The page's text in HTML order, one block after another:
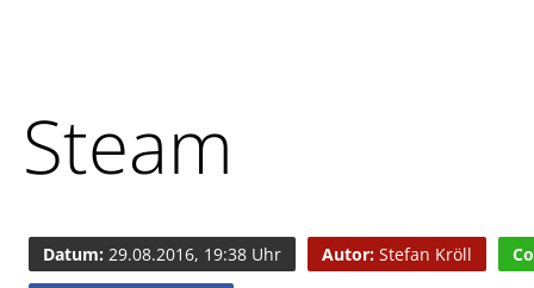
Steam
Datum: 29.08.2016, 19:38 Uhr Autor:Stefan Kröll